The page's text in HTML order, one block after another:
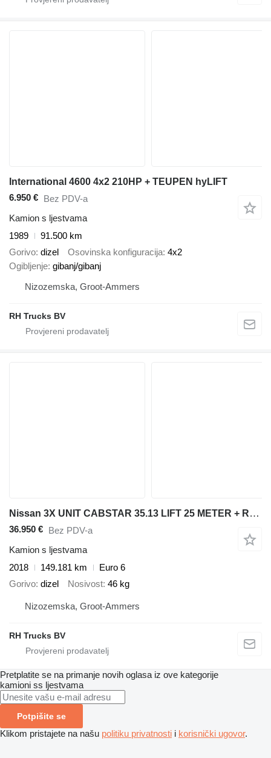
International 4600 4x2 210HP + TEUPEN hyLIFT
6.950 € Bez PDV-a
Kamion s ljestvama
1989
91.500 km
Gorivo dizel Osovinska konfiguracija 4x2
Ogibljenje gibanj/gibanj
Nizozemska, Groot-Ammers
RH Trucks BV
Nissan 3X UNIT CABSTAR 35.13 LIFT 25 METER + REMOTE CONTROL EURO 6
36.950 € Bez PDV-a
Kamion s ljestvama
2018
149.181 km
Euro 6
Gorivo dizel Nosivost 46 kg
Nizozemska, Groot-Ammers
RH Trucks BV
Pretplatite se na primanje novih oglasa iz ove kategorije
kamioni ss ljestvama
Potpišite se
Klikom pristajete na našu politiku privatnosti i korisnički ugovor.